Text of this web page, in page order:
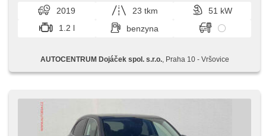
2019 23 tkm
51 kW
1.2 l
benzyna
AUTOCENTRUM Dojáček spol. s.r.o., Praha 10 - Vršovice